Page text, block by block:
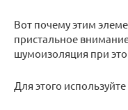
Вот почему этим
пристальное
шумоизоляция при
Для этого